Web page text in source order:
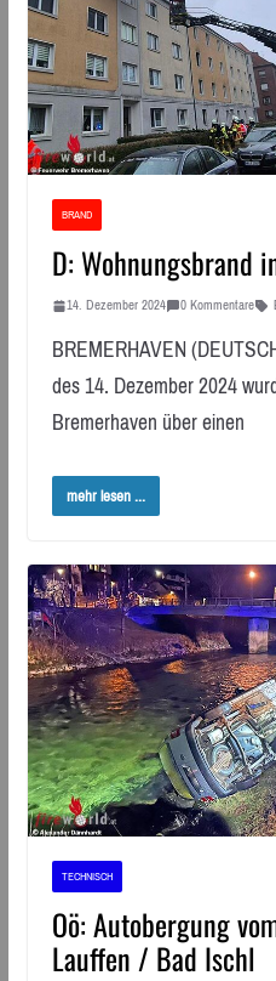
BRAND
D: Wohnungsbrand
14. Dezember 2024 0 Kommentare
BREMERHAVEN
des 14. Dezember 2024
Bremerhaven über einen
mehr lesen ...
TECHNISCH
Oö: Autobergung
Lauffen / Bad Ischl